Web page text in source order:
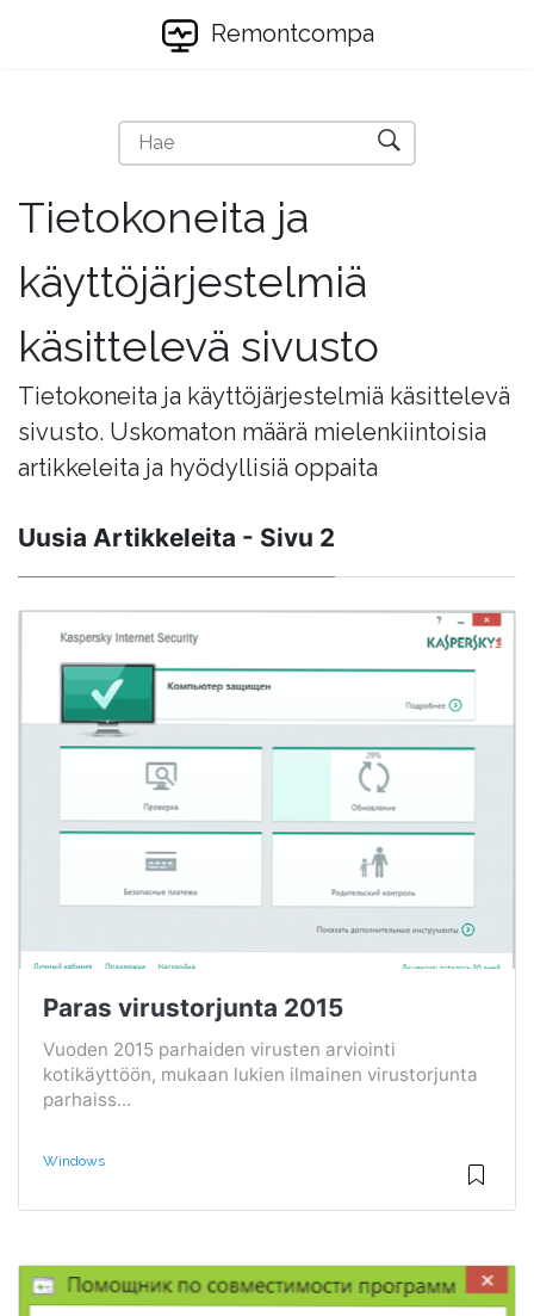
Remontcompa
Tietokoneita ja
käyttöjärjestelmiä
käsittelevä sivusto
Tietokoneita ja käyttöjärjestelmiä käsittelevä
sivusto. Uskomaton määrä mielenkiintoisia
artikkeleita ja hyödyllisiä oppaita
Uusia Artikkeleita - Sivu 2
Paras virustorjunta 2015
Vuoden 2015 parhaiden virusten arviointi
kotikäyttöön, mukaan lukien ilmainen virustorjunta
parhaiss...
Windows